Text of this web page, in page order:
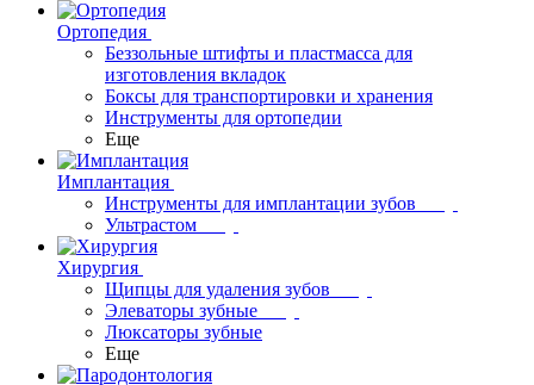
Ортопедия
Беззольные штифты и пластмасса для
изготовления вкладок
Боксы для транспортировки и хранения
Инструменты для ортопедии
Еще
Имплантация
Инструменты для имплантации зубов
Ультрастом
Хирургия
Щипцы для удаления зубов
Элеваторы зубные
Люксаторы зубные
Еще